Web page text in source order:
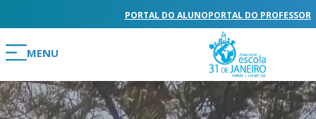
PORTAL DO ALUNOPORTAL DO PROFESSOR
MENU